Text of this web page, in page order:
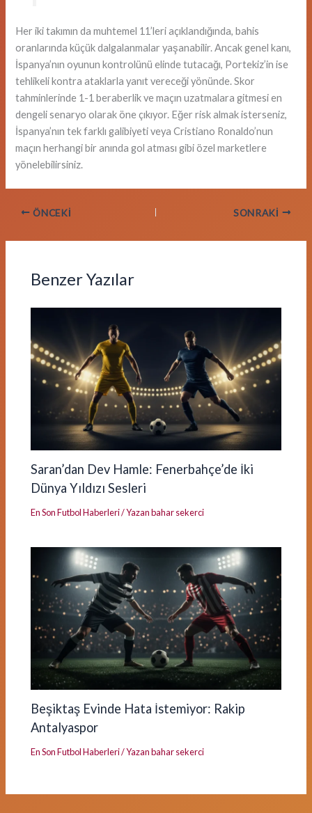
Her iki takımın da muhtemel 11’leri açıklandığında, bahis
oranlarında küçük dalgalanmalar yaşanabilir. Ancak genel kanı,
İspanya’nın oyunun kontrolünü elinde tutacağı, Portekiz’in ise
tehlikeli kontra ataklarla yanıt vereceği yönünde. Skor
tahminlerinde 1-1 beraberlik ve maçın uzatmalara gitmesi en
dengeli senaryo olarak öne çıkıyor. Eğer risk almak isterseniz,
İspanya’nın tek farklı galibiyeti veya Cristiano Ronaldo’nun
maçın herhangi bir anında gol atması gibi özel marketlere
yönelebilirsiniz.
ÖNCEKI SONRAKI
Benzer Yazılar
Saran’dan Dev Hamle: Fenerbahçe’de İki
Dünya Yıldızı Sesleri
En Son Futbol Haberleri/ Yazan bahar sekerci
Beşiktaş Evinde Hata İstemiyor: Rakip
Antalyaspor
En Son Futbol Haberleri/ Yazan bahar sekerci